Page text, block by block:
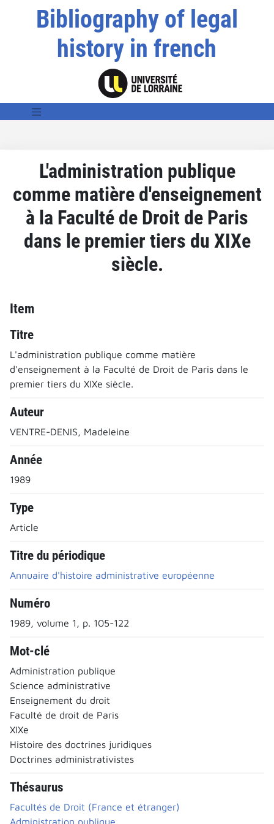
Bibliography of legal
history in french
L'administration publique
comme matière d'enseignement
à la Faculté de Droit de Paris
dans le premier tiers du XIXe
siècle.
Item
Titre
L'administration publique comme matière
d'enseignement à la Faculté de Droit de Paris dans le
premier tiers du XIXe siècle.
Auteur
VENTRE-DENIS, Madeleine
Année
1989
Type
Article
Titre du périodique
Annuaire d'histoire administrative européenne
Numéro
1989, volume 1, p. 105-122
Mot-clé
Administration publique
Science administrative
Enseignement du droit
Faculté de droit de Paris
XIXe
Histoire des doctrines juridiques
Doctrines administrativistes
Thésaurus
Facultés de Droit (France et étranger)
Administration publique